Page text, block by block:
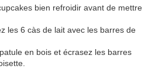
bien refroidir avant de mettre
les 6 càs de lait avec les barres de
en bois et écrasez les barres